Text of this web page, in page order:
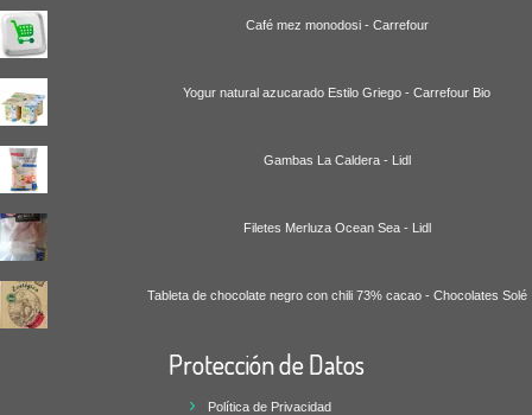
Café mez monodosi - Carrefour
Yogur natural azucarado Estilo Griego - Carrefour Bio
Gambas La Caldera - Lidl
Filetes Merluza Ocean Sea - Lidl
Tableta de chocolate negro con chili 73% cacao - Chocolates Solé
Protección de Datos
Política de Privacidad